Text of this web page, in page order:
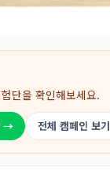
단을 확인해보세요.
→ 전체 캠페인 보기